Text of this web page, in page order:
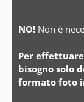
NO! Non è
Per
bisogno solo
formato foto